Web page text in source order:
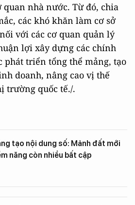
nhà nước. Từ đó, chia
các khó khăn làm cơ sở
với các cơ quan quản lý
lợi xây dựng các chính
phát triển tổng thể mảng, tạo
doanh, nâng cao vị thế
trường quốc tế./.
tạo nội dung số: Mảnh đất mới
năng còn nhiều bất cập